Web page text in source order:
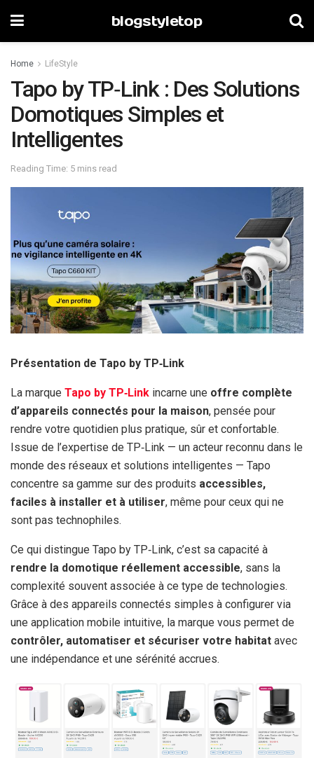
blogstyletop
Home LifeStyle
Tapo by TP‑Link : Des Solutions
Domotiques Simples et
Intelligentes
Reading Time: 5 mins read
Présentation de Tapo by TP‑Link
La marque Tapo by TP‑Link incarne une offre complète
d’appareils connectés pour la maison, pensée pour
rendre votre quotidien plus pratique, sûr et confortable.
Issue de l’expertise de TP‑Link — un acteur reconnu dans le
monde des réseaux et solutions intelligentes — Tapo
concentre sa gamme sur des produits accessibles,
faciles à installer et à utiliser, même pour ceux qui ne
sont pas technophiles.
Ce qui distingue Tapo by TP‑Link, c’est sa capacité à
rendre la domotique réellement accessible, sans la
complexité souvent associée à ce type de technologies.
Grâce à des appareils connectés simples à configurer via
une application mobile intuitive, la marque vous permet de
contrôler, automatiser et sécuriser votre habitat avec
une indépendance et une sérénité accrues.